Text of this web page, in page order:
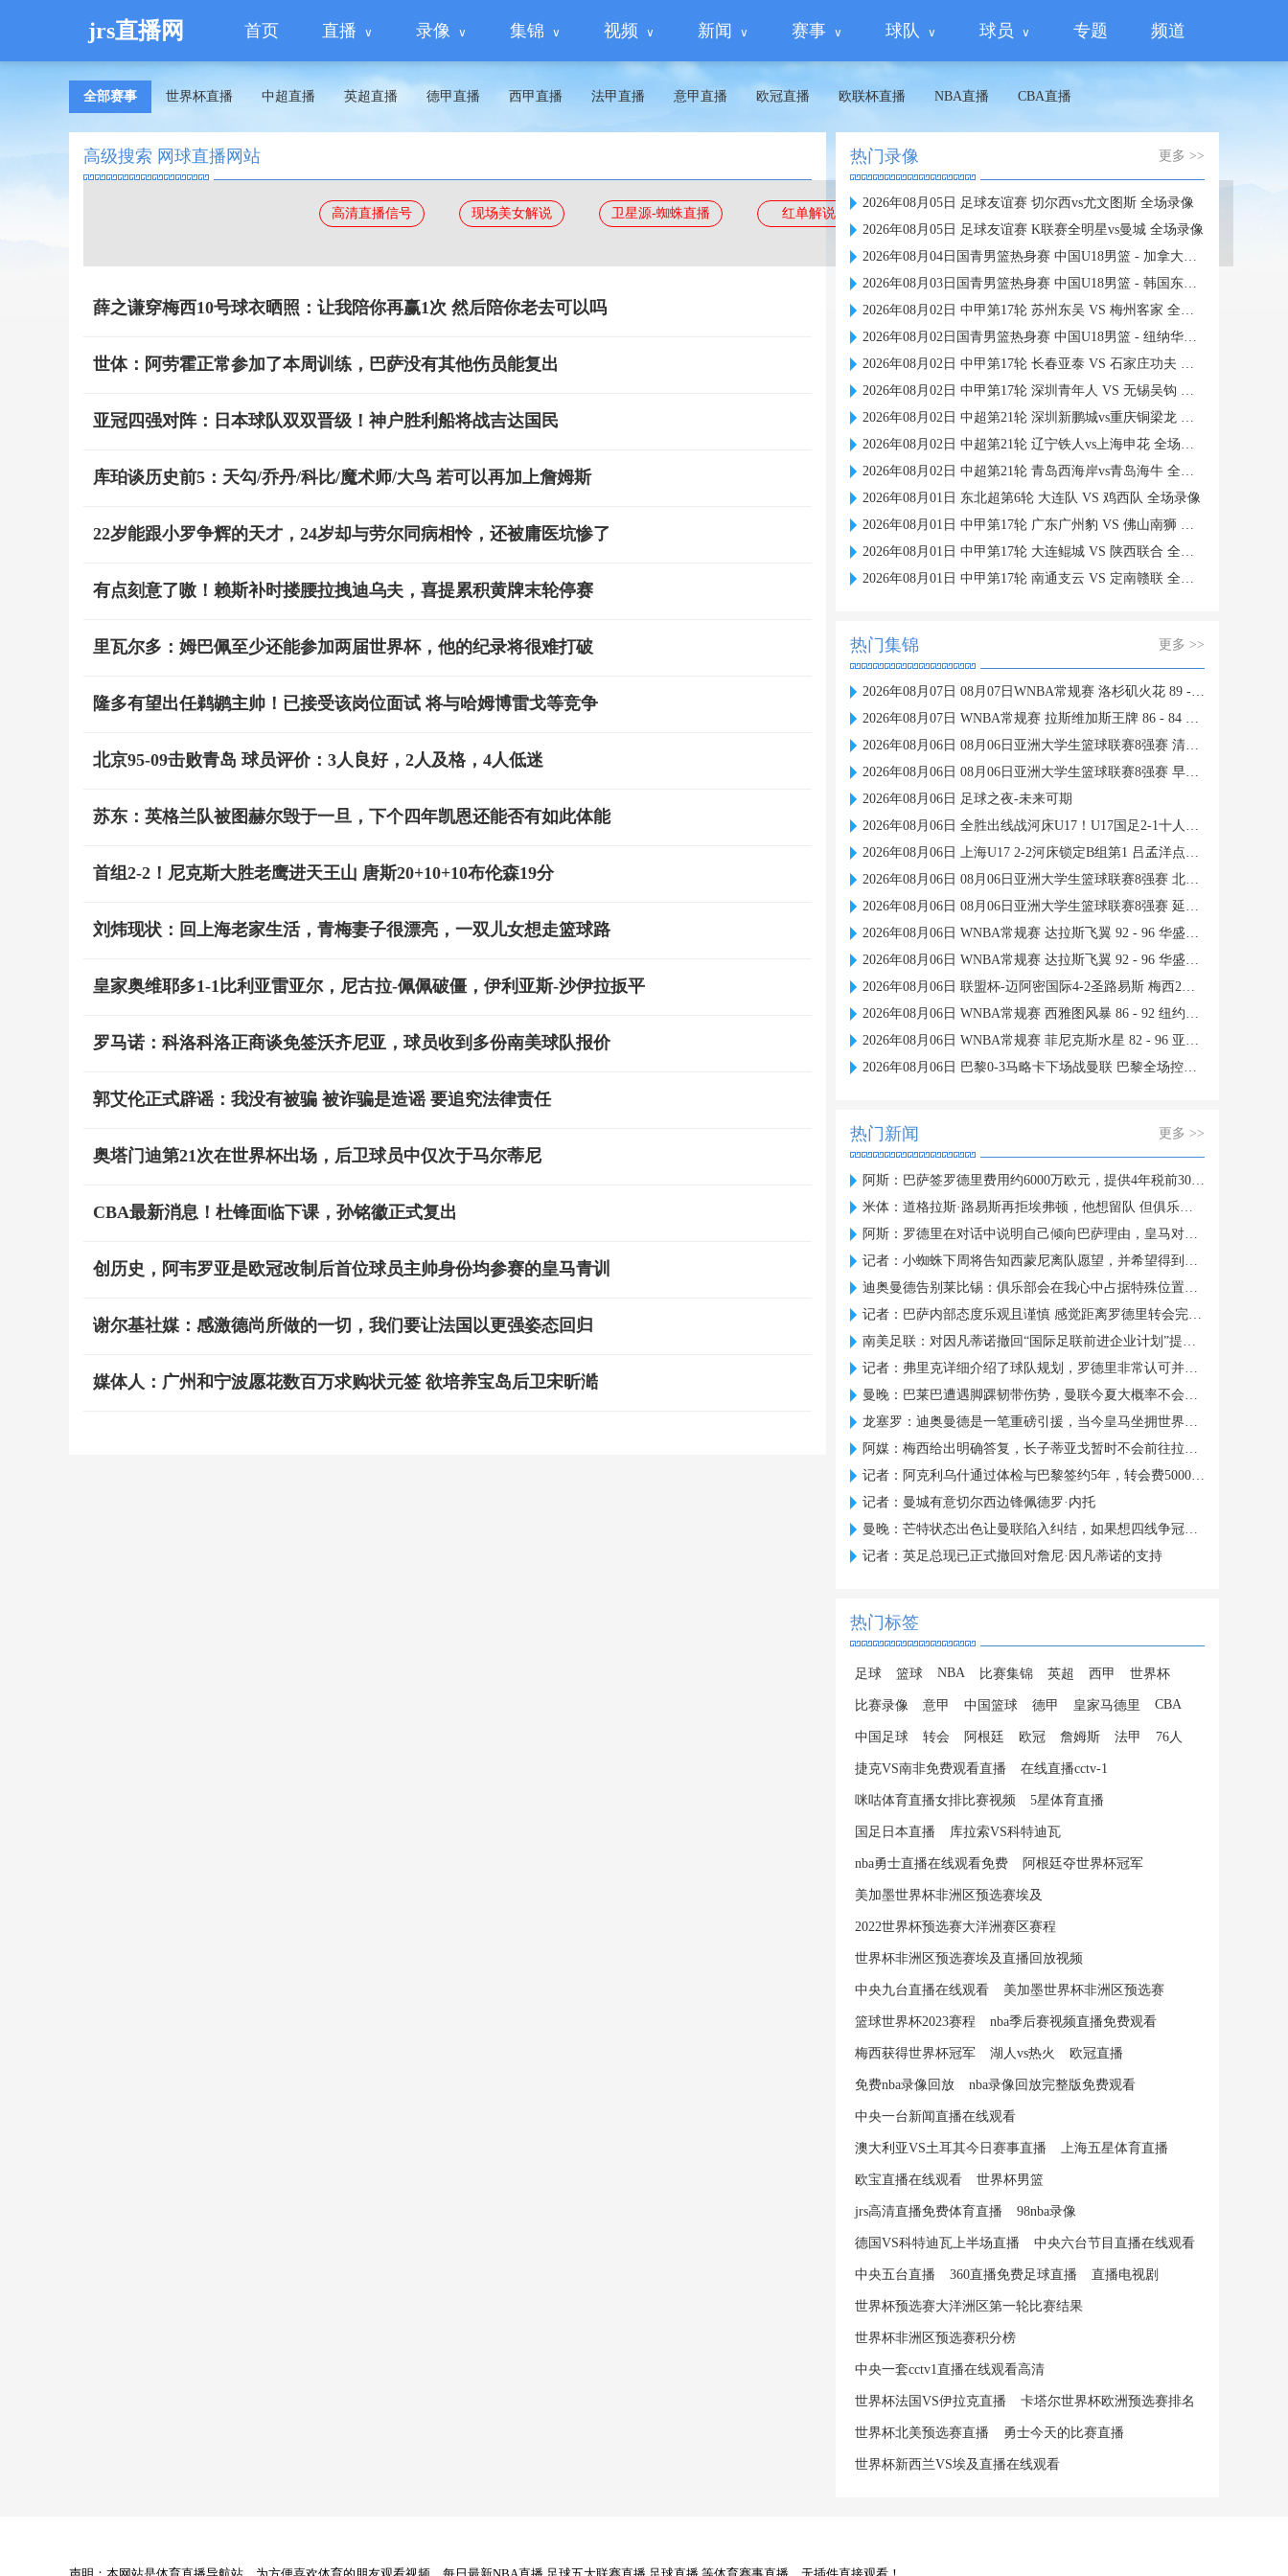
jrs直播网 首页 直播 录像 集锦 视频 新闻 赛事 球队 球员 专题 频道
全部赛事 世界杯直播 中超直播 英超直播 德甲直播 西甲直播 法甲直播 意甲直播 欧冠直播 欧联杯直播 NBA直播 CBA直播
高级搜索 网球直播网站
高清直播信号 现场美女解说 卫星源-蜘蛛直播 红单解说 蜘蛛直播
薛之谦穿梅西10号球衣晒照：让我陪你再赢1次 然后陪你老去可以吗
世体：阿劳霍正常参加了本周训练，巴萨没有其他伤员能复出
亚冠四强对阵：日本球队双双晋级！神户胜利船将战吉达国民
库珀谈历史前5：天勾/乔丹/科比/魔术师/大鸟 若可以再加上詹姆斯
22岁能跟小罗争辉的天才，24岁却与劳尔同病相怜，还被庸医坑惨了
有点刻意了嗷！赖斯补时搂腰拉拽迪乌夫，喜提累积黄牌末轮停赛
里瓦尔多：姆巴佩至少还能参加两届世界杯，他的纪录将很难打破
隆多有望出任鹈鹕主帅！已接受该岗位面试 将与哈姆博雷戈等竞争
北京95-09击败青岛 球员评价：3人良好，2人及格，4人低迷
苏东：英格兰队被图赫尔毁于一旦，下个四年凯恩还能否有如此体能
首组2-2！尼克斯大胜老鹰进天王山 唐斯20+10+10布伦森19分
刘炜现状：回上海老家生活，青梅妻子很漂亮，一双儿女想走篮球路
皇家奥维耶多1-1比利亚雷亚尔，尼古拉-佩佩破僵，伊利亚斯-沙伊拉扳平
罗马诺：科洛科洛正商谈免签沃齐尼亚，球员收到多份南美球队报价
郭艾伦正式辟谣：我没有被骗 被诈骗是造谣 要追究法律责任
奥塔门迪第21次在世界杯出场，后卫球员中仅次于马尔蒂尼
CBA最新消息！杜锋面临下课，孙铭徽正式复出
创历史，阿韦罗亚是欧冠改制后首位球员主帅身份均参赛的皇马青训
谢尔基社媒：感激德尚所做的一切，我们要让法国以更强姿态回归
媒体人：广州和宁波愿花数百万求购状元签 欲培养宝岛后卫宋昕澔
热门录像 更多 >>
2026年08月05日 足球友谊赛 切尔西vs尤文图斯 全场录像
2026年08月05日 足球友谊赛 K联赛全明星vs曼城 全场录像
2026年08月04日国青男篮热身赛 中国U18男篮 - 加拿大大卫·安篮球学院 全场录像
2026年08月03日国青男篮热身赛 中国U18男篮 - 韩国东国大学 全场录像
2026年08月02日 中甲第17轮 苏州东吴 VS 梅州客家 全场录像
2026年08月02日国青男篮热身赛 中国U18男篮 - 纽纳华丁闪电队 全场录像
2026年08月02日 中甲第17轮 长春亚泰 VS 石家庄功夫 全场录像
2026年08月02日 中甲第17轮 深圳青年人 VS 无锡吴钩 全场录像
2026年08月02日 中超第21轮 深圳新鹏城vs重庆铜梁龙 全场录像
2026年08月02日 中超第21轮 辽宁铁人vs上海申花 全场录像
2026年08月02日 中超第21轮 青岛西海岸vs青岛海牛 全场录像
2026年08月01日 东北超第6轮 大连队 VS 鸡西队 全场录像
2026年08月01日 中甲第17轮 广东广州豹 VS 佛山南狮 全场录像
2026年08月01日 中甲第17轮 大连鲲城 VS 陕西联合 全场录像
2026年08月01日 中甲第17轮 南通支云 VS 定南赣联 全场录像
热门集锦 更多 >>
2026年08月07日 08月07日WNBA常规赛 洛杉矶火花 89 - 82 明尼苏达山猫 全场集锦
2026年08月07日 WNBA常规赛 拉斯维加斯王牌 86 - 84 印第安纳狂热 全场集锦
2026年08月06日 08月06日亚洲大学生篮球联赛8强赛 清华大学 85 - 81 菲律宾大学 集锦
2026年08月06日 08月06日亚洲大学生篮球联赛8强赛 早稻田大学 78 - 71 高丽大学 集锦
2026年08月06日 足球之夜-未来可期
2026年08月06日 全胜出线战河床U17！U17国足2-1十人药厂U17 赵松源登场1分钟传射
2026年08月06日 上海U17 2-2河床锁定B组第1 吕孟洋点射阿布力米破门 将战A组第2
2026年08月06日 08月06日亚洲大学生篮球联赛8强赛 北京大学 77 - 79 上海交通大学 集锦
2026年08月06日 08月06日亚洲大学生篮球联赛8强赛 延世大学 67 - 72 政治大学 集锦
2026年08月06日 WNBA常规赛 达拉斯飞翼 92 - 96 华盛顿神秘人 全场集锦
2026年08月06日 WNBA常规赛 达拉斯飞翼 92 - 96 华盛顿神秘人 全场集锦
2026年08月06日 联盟杯-迈阿密国际4-2圣路易斯 梅西2射1传 阿伦助攻戴帽
2026年08月06日 WNBA常规赛 西雅图风暴 86 - 92 纽约自由人 全场集锦
2026年08月06日 WNBA常规赛 菲尼克斯水星 82 - 96 亚特兰大梦想 全场集锦
2026年08月06日 巴黎0-3马略卡下场战曼联 巴黎全场控球近6成+8射3正未果
热门新闻 更多 >>
阿斯：巴萨签罗德里费用约6000万欧元，提供4年税前3000万欧合同
米体：道格拉斯·路易斯再拒埃弗顿，他想留队 但俱乐部尚未敲定
阿斯：罗德里在对话中说明自己倾向巴萨理由，皇马对此理解＆祝好
记者：小蜘蛛下周将告知西蒙尼离队愿望，并希望得到理解和帮助
迪奥曼德告别莱比锡：俱乐部会在我心中占据特殊位置，感谢所有
记者：巴萨内部态度乐观且谨慎 感觉距离罗德里转会完成更近了
南美足联：对因凡蒂诺撤回“国际足联前进企业计划”提案表示欢迎
记者：弗里克详细介绍了球队规划，罗德里非常认可并选择加盟巴萨
曼晚：巴莱巴遭遇脚踝韧带伤势，曼联今夏大概率不会继续追求他
龙塞罗：迪奥曼德是一笔重磅引援，当今皇马坐拥世界独一档攻击线
阿媒：梅西给出明确答复，长子蒂亚戈暂时不会前往拉玛西亚青训
记者：阿克利乌什通过体检与巴黎签约5年，转会费5000万欧元
记者：曼城有意切尔西边锋佩德罗·内托
曼晚：芒特状态出色让曼联陷入纠结，如果想四线争冠可能还得买人
记者：英足总现已正式撤回对詹尼·因凡蒂诺的支持
热门标签
足球 篮球 NBA 比赛集锦 英超 西甲 世界杯
比赛录像 意甲 中国篮球 德甲 皇家马德里 CBA
中国足球 转会 阿根廷 欧冠 詹姆斯 法甲 76人
捷克VS南非免费观看直播 在线直播cctv-1
咪咕体育直播女排比赛视频 5星体育直播
国足日本直播 库拉索VS科特迪瓦
nba勇士直播在线观看免费 阿根廷夺世界杯冠军
美加墨世界杯非洲区预选赛埃及
2022世界杯预选赛大洋洲赛区赛程
世界杯非洲区预选赛埃及直播回放视频
中央九台直播在线观看 美加墨世界杯非洲区预选赛
篮球世界杯2023赛程 nba季后赛视频直播免费观看
梅西获得世界杯冠军 湖人vs热火 欧冠直播
免费nba录像回放 nba录像回放完整版免费观看
中央一台新闻直播在线观看
澳大利亚VS土耳其今日赛事直播 上海五星体育直播
欧宝直播在线观看 世界杯男篮
jrs高清直播免费体育直播 98nba录像
德国VS科特迪瓦上半场直播 中央六台节目直播在线观看
中央五台直播 360直播免费足球直播 直播电视剧
世界杯预选赛大洋洲区第一轮比赛结果
世界杯非洲区预选赛积分榜
中央一套cctv1直播在线观看高清
世界杯法国VS伊拉克直播 卡塔尔世界杯欧洲预选赛排名
世界杯北美预选赛直播 勇士今天的比赛直播
世界杯新西兰VS埃及直播在线观看